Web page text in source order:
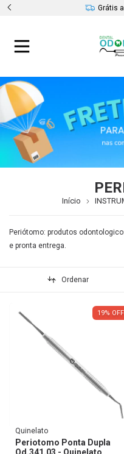
Grátis
Início
Periótomo: produtos
e pronta entrega.
Ordenar
19% OFF
Quinelato
Periotomo Ponta Dupla